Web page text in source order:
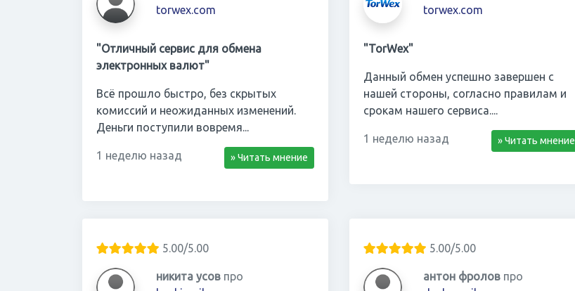
torwex.com
"Отличный сервис для обмена
электронных валют"
Всё прошло быстро, без скрытых
комиссий и неожиданных изменений.
Деньги поступили вовремя...
1 неделю назад » Читать мнение
torwex.com
"TorWex"
Данный обмен успешно завершен с
нашей стороны, согласно правилам и
срокам нашего сервиса....
1 неделю назад » Читать мнение
5.00/5.00
никита усов про
5.00/5.00
антон фролов про